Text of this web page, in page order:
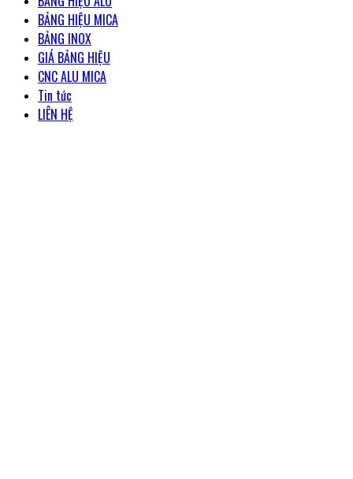
BẢNG HIỆU MICA
BẢNG INOX
GIÁ BẢNG HIỆU
CNC ALU MICA
Tin tức
LIÊN HỆ